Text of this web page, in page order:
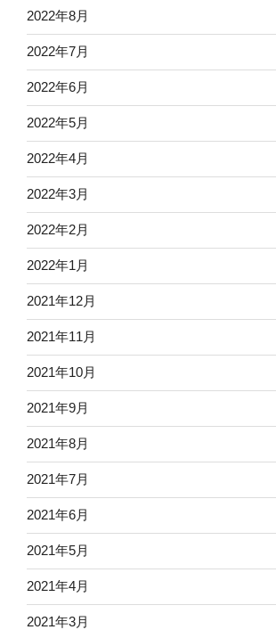
2022年8月
2022年7月
2022年6月
2022年5月
2022年4月
2022年3月
2022年2月
2022年1月
2021年12月
2021年11月
2021年10月
2021年9月
2021年8月
2021年7月
2021年6月
2021年5月
2021年4月
2021年3月